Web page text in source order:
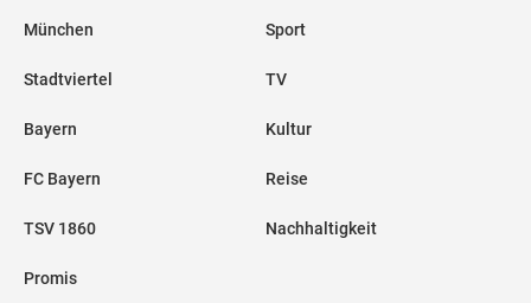
München
Stadtviertel
Bayern
FC Bayern
TSV 1860
Promis
Sport
TV
Kultur
Reise
Nachhaltigkeit